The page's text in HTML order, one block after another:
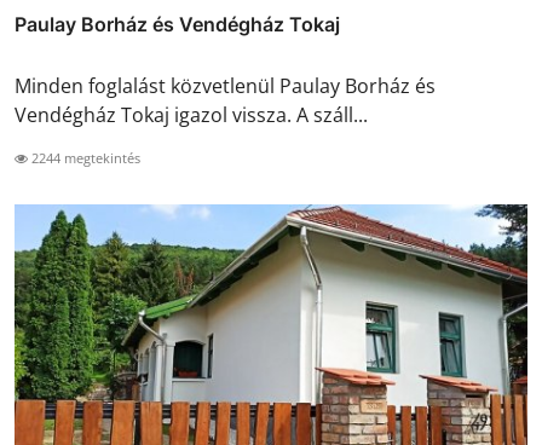
Paulay Borház és Vendégház Tokaj
Minden foglalást közvetlenül Paulay Borház és
Vendégház Tokaj igazol vissza. A száll...
2244 megtekintés